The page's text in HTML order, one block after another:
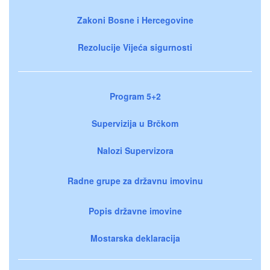
Zakoni Bosne i Hercegovine
Rezolucije Vijeća sigurnosti
Program 5+2
Supervizija u Brčkom
Nalozi Supervizora
Radne grupe za državnu imovinu
Popis državne imovine
Mostarska deklaracija